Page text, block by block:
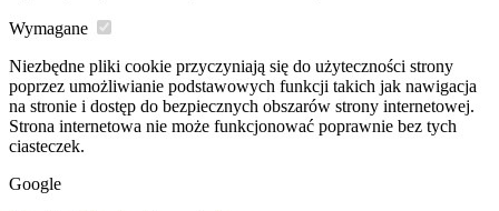
Wymagane
Niezbędne pliki cookie przyczyniają się do użyteczności strony
poprzez umożliwianie podstawowych funkcji takich jak nawigacja
na stronie i dostęp do bezpiecznych obszarów strony internetowej.
Strona internetowa nie może funkcjonować poprawnie bez tych
ciasteczek.
Google